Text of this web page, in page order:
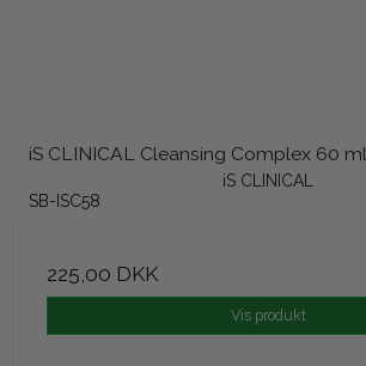
iS CLINICAL Cleansing Complex 60 ml
iS CLINICAL
SB-ISC58
225,00 DKK
Vis produkt